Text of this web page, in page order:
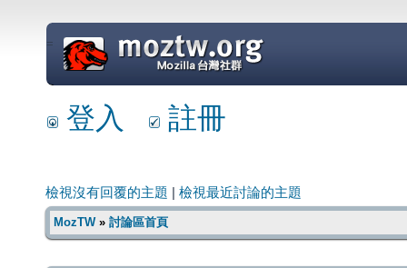
=
登入 註冊
檢視沒有回覆的主題 檢視最近討論的主題
MozTW» 討論區首頁